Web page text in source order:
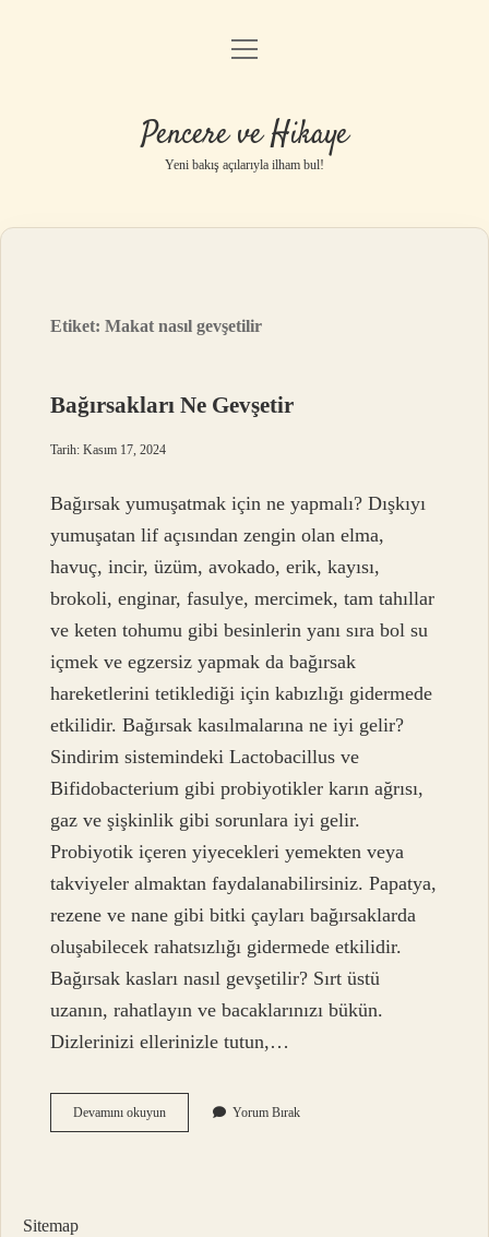
Anasayfa
Yasal Uyarı
menüyü
Pencere ve Hikaye
Yeni bakış açılarıyla ilham bul!
Etiket:Makat nasıl gevşetilir
Bağırsakları Ne Gevşetir
Tarih: Kasım 17, 2024
Bağırsak yumuşatmak için ne yapmalı? Dışkıyı
yumuşatan lif açısından zengin olan elma,
havuç, incir, üzüm, avokado, erik, kayısı,
brokoli, enginar, fasulye, mercimek, tam tahıllar
ve keten tohumu gibi besinlerin yanı sıra bol su
içmek ve egzersiz yapmak da bağırsak
hareketlerini tetiklediği için kabızlığı gidermede
etkilidir. Bağırsak kasılmalarına ne iyi gelir?
Sindirim sistemindeki Lactobacillus ve
Bifidobacterium gibi probiyotikler karın ağrısı,
gaz ve şişkinlik gibi sorunlara iyi gelir.
Probiyotik içeren yiyecekleri yemekten veya
takviyeler almaktan faydalanabilirsiniz. Papatya,
rezene ve nane gibi bitki çayları bağırsaklarda
oluşabilecek rahatsızlığı gidermede etkilidir.
Bağırsak kasları nasıl gevşetilir? Sırt üstü
uzanın, rahatlayın ve bacaklarınızı bükün.
Dizlerinizi ellerinizle tutun,…
Devamını okuyunBağırsakları
Ne
Yorum Bırak
Sitemap